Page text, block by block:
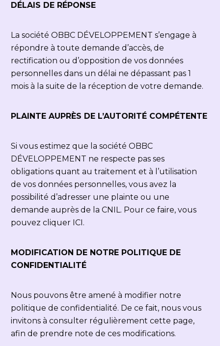
DÉLAIS DE RÉPONSE
La société OBBC DÉVELOPPEMENT s’engage à
répondre à toute demande d’accès, de
rectification ou d’opposition de vos données
personnelles dans un délai ne dépassant pas 1
mois à la suite de la réception de votre demande.
PLAINTE AUPRÈS DE L’AUTORITÉ COMPÉTENTE
Si vous estimez que la société OBBC
DÉVELOPPEMENT ne respecte pas ses
obligations quant au traitement et à l’utilisation
de vos données personnelles, vous avez la
possibilité d’adresser une plainte ou une
demande auprès de laCNIL. Pour ce faire, vous
pouvez cliquer ICI.
MODIFICATION DE NOTRE POLITIQUE DE
CONFIDENTIALITÉ
Nous pouvons être amené à modifier notre
politique de confidentialité. De ce fait, nous vous
invitons à consulter régulièrement cette page,
afin de prendre note de ces modifications.